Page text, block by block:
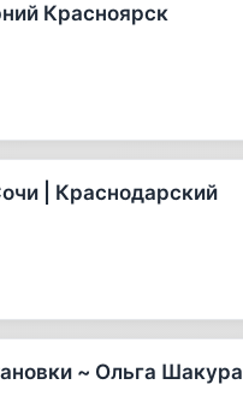
Красноярск
| Краснодарский
~ Ольга Шакура